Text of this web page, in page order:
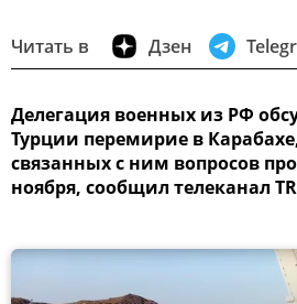
Читать в Дзен
Делегация военных из РФ
Турции перемирие в
связанных с ним вопросов
ноября, сообщил телеканал